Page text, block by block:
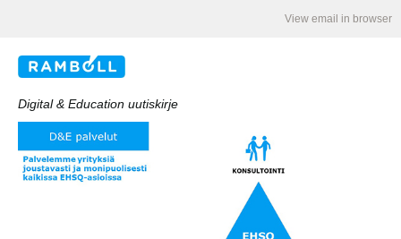
View email in browser
Digital & Education uutiskirje